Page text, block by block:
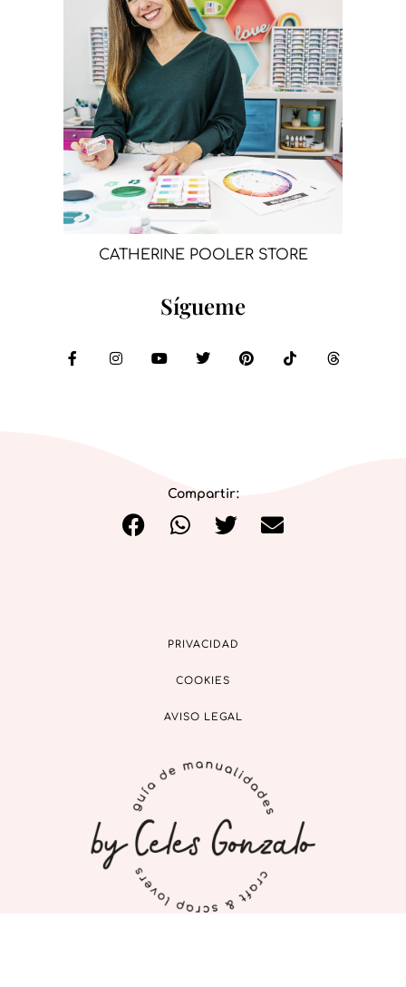
CATHERINE POOLER STORE
Sígueme
Compartir:
PRIVACIDAD
COOKIES
AVISO LEGAL